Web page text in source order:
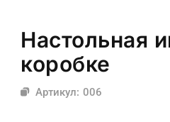
Настольная
коробке
Артикул: 006